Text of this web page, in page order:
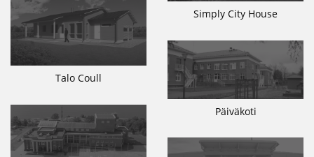
Simply City House
Talo Coull
Päiväkoti